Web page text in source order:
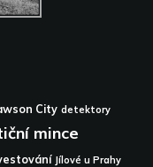
City detektory
mince
Jílové u Prahy